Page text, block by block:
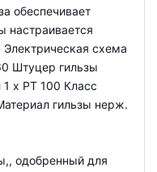
обеспечивает
настраивается
схема
Штуцер гильзы
x PT 100 Класс
гильзы нерж.
одобренный для